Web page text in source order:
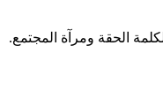
الحقة ومرآة المجتمع.